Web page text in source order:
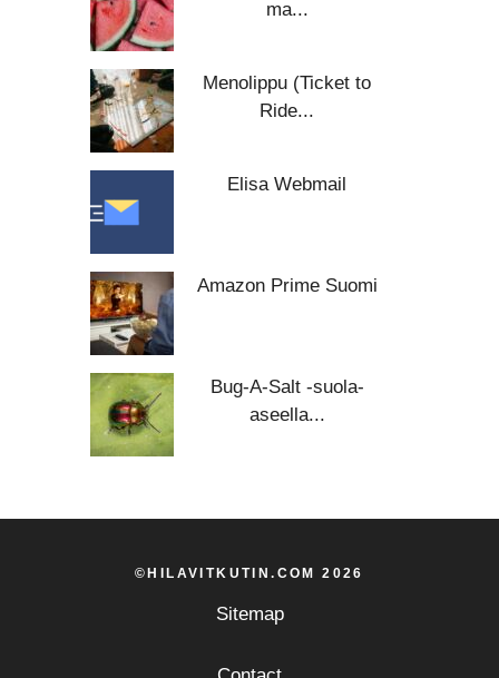
ma...
Menolippu (Ticket to
Ride...
Elisa Webmail
Amazon Prime Suomi
Bug-A-Salt -suola-
aseella...
©HILAVITKUTIN.COM 2026
Sitemap